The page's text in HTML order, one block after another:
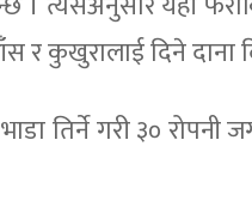
र कुखुरालाई दिने दाना
तिर्ने गरी ३०